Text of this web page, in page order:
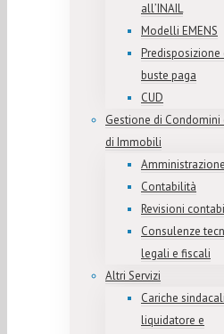
all’INAIL
Modelli EMENS
Predisposizione
buste paga
CUD
Gestione di Condomini
di Immobili
Amministrazione
Contabilità
Revisioni
Consulenze
legali e fiscali
Altri Servizi
Cariche
liquidatore e